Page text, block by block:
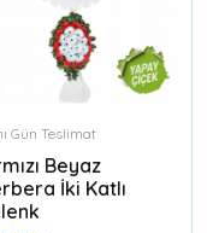
Gün Teslimat
Beyaz
İki Katlı